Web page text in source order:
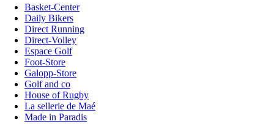
Basket-Center
Daily Bikers
Direct Running
Direct-Volley
Espace Golf
Foot-Store
Galopp-Store
Golf and co
House of Rugby
La sellerie de Maé
Made in Paradis